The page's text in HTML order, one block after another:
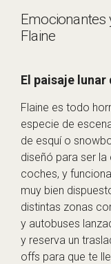
Emocionantes
Flaine
El paisaje lunar
Flaine es todo
especie de
de esquí o
diseñó para ser
coches, y
muy bien
distintas zonas
y autobuses
y reserva un
offs para que te